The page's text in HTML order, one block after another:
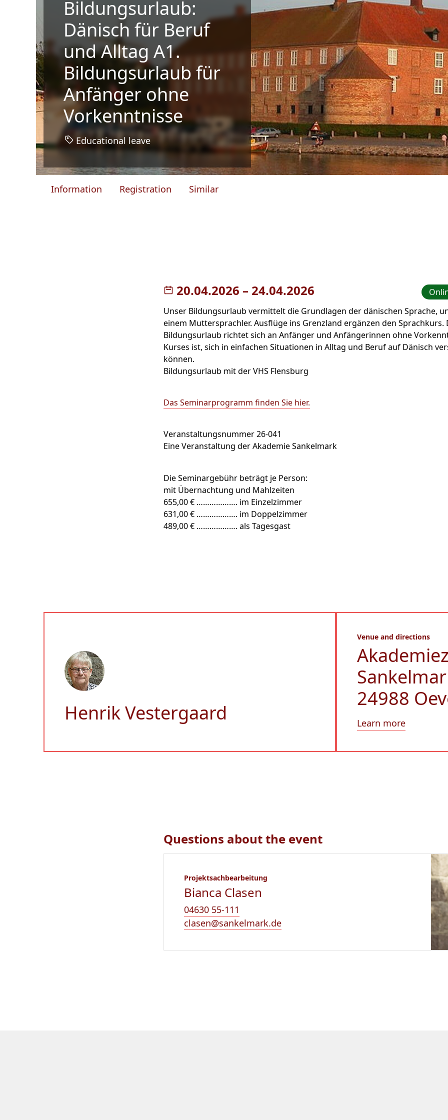
Bildungsurlaub:
Dänisch für Beruf
und Alltag A1.
Bildungsurlaub für
Anfänger ohne
Vorkenntnisse
Educational leave
Information Registration Similar
20.04.2026 – bis
24.04.2026
Unser Bildungsurlaub vermittelt die Grundlagen der dänischen Sprache,
einem Muttersprachler. Ausflüge ins Grenzland ergänzen den Sprachkurs.
Bildungsurlaub richtet sich an Anfänger und Anfängerinnen ohne
Kurses ist, sich in einfachen Situationen in Alltag und Beruf auf Dänisch
können.
Bildungsurlaub mit der VHS Flensburg
Das Seminarprogramm finden Sie hier.
Veranstaltungsnummer 26-041
Eine Veranstaltung der Akademie Sankelmark
Die Seminargebühr beträgt je Person:
mit Übernachtung und Mahlzeiten
655,00 € ………………. im Einzelzimmer
631,00 € ………………. im Doppelzimmer
489,00 € ………………. als Tagesgast
Henrik Vestergaard
Venue and directions
24988
Learn more
Questions about the event
Projektsachbearbeitung
Bianca Clasen
04630 55-111
clasen@sankelmark.de